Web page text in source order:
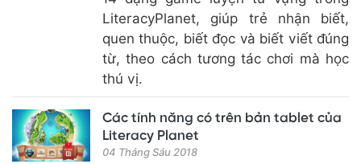
LiteracyPlanet, giúp trẻ nhận biết,
quen thuộc, biết đọc và biết viết đúng
từ, theo cách tương tác chơi mà học
thú vị.
Các tính năng có trên bản tablet của
Literacy Planet
04 Tháng Sáu 2018